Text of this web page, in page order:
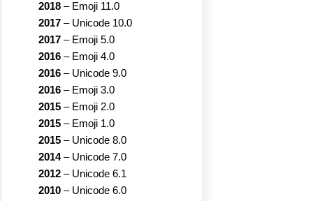
2018 – Emoji 11.0
2017 – Unicode 10.0
2017 – Emoji 5.0
2016 – Emoji 4.0
2016 – Unicode 9.0
2016 – Emoji 3.0
2015 – Emoji 2.0
2015 – Emoji 1.0
2015 – Unicode 8.0
2014– Unicode 7.0
2012 – Unicode 6.1
2010 – Unicode 6.0